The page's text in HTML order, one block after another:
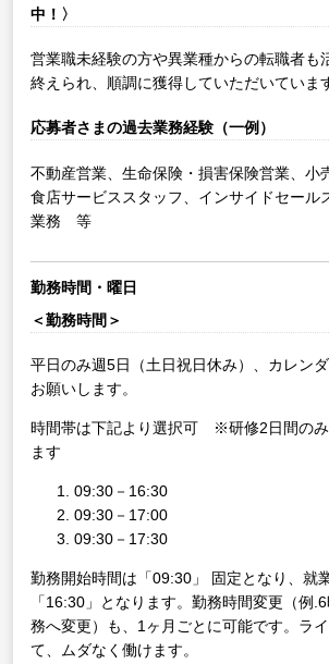
中！〉
営業職未経験の方や異業種からの転職者も
終えられ、順調に獲得していただいていま
応募者さまの過去業務経験（一例）
不動産営業、生命保険・損害保険営業、小
食店サービススタッフ、インサイドセール
業務 等
勤務時間・曜日
＜勤務時間＞
平日のみ週5日（土日祝日休み）、カレン
お願いします。
時間帯は下記より選択可 ※研修2日間のみ
ます
09:30－16:30
09:30－17:00
09:30－17:30
勤務開始時間は「09:30」 固定となり、就
「16:30」となります。勤務時間変更（例
務へ変更）も、1ヶ月ごとに可能です。ラ
て、ムダなく働けます。